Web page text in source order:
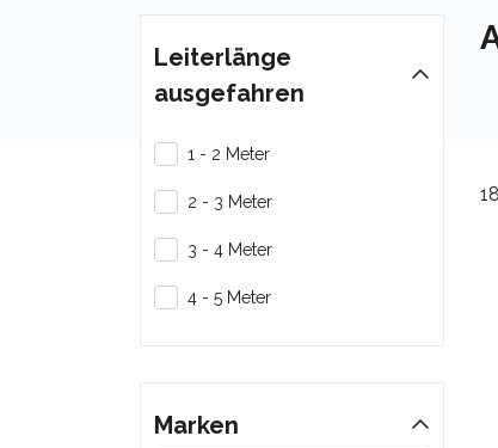
Leiterlänge
ausgefahren
1 - 2 Meter
2 - 3 Meter
3 - 4 Meter
4 - 5 Meter
Marken